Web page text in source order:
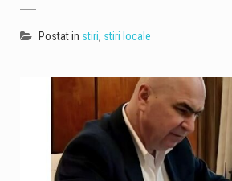
Postat in stiri, stiri locale